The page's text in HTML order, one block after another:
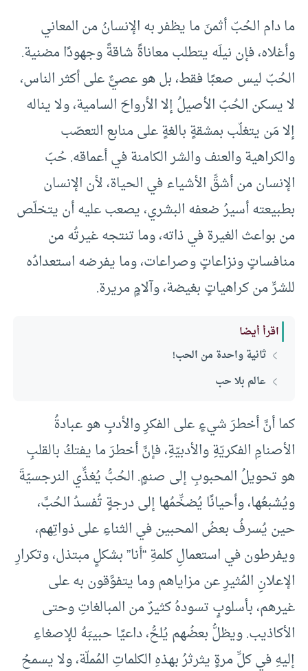
ما دام الحُبّ أثمنَ ما يظفر به الإنسانُ من المعاني
وأغلاه، فإن نيلَه يتطلب معاناةً شاقةً وجهودًا مضنية.
الحُبّ ليس صعبًا فقط، بل هو عصيٌّ على أكثر الناس،
لا يسكن الحُبّ الأصيلُ إلا الأرواحَ السامية، ولا يناله
إلا مَن يتغلّب بمشقةٍ بالغةٍ على منابع التعصّب
والكراهية والعنف والشر الكامنة في أعماقه. حُبّ
الإنسان من أشقِّ الأشياء في الحياة، لأن الإنسان
بطبيعته أسيرُ ضعفه البشري، يصعب عليه أن يتخلّص
من بواعث الغيرة في ذاته، وما تنتجه غيرتُه من
منافساتٍ ونزاعاتٍ وصراعات، وما يفرضه استعدادُه
للشرِّ من كراهياتٍ بغيضة، وآلامٍ مريرة.
اقرأ أيضا
ثانية واحدة من الحب!
عالم بلا حب
كما أنَّ أخطرَ شيءٍ على الفكرِ والأدبِ هو عبادةُ
الأصنامِ الفكريّةِ والأدبيّةِ، فإنَّ أخطرَ ما يفتكُ بالقلبِ
هو تحويلُ المحبوبِ إلى صنمٍ. الحُبُّ يُغذِّي النرجسيّةَ
ويُشبعُها، وأحيانًا يُضخِّمُها إلى درجةٍ تُفسدُ الحُبَّ،
حين يُسرفُ بعضُ المحبين في الثناءِ على ذواتِهم،
ويفرطون في استعمالِ كلمةِ “أنا” بشكلٍ مبتذل، وتكرارِ
الإعلانِ المُثيرِ عن مزاياهم وما يتفوَّقون به على
غيرهم، بأسلوبٍ تسودهُ كثيرٌ من المبالغاتِ وحتى
الأكاذيب. ويظلُّ بعضُهم يُلحُّ، داعيًا حبيبَهُ للإصغاءِ
إليهِ في كلِّ مرةٍ يثرثرُ بهذهِ الكلماتِ المُملّة، ولا يسمحُ